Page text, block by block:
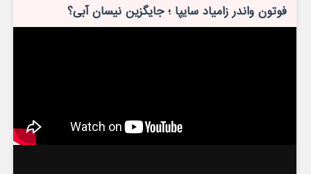
فوتون واندر زامیاد سایپا ؛ جایگزین نیسان آبی؟